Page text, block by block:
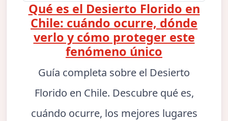
Qué es el Desierto Florido en
Chile: cuándo ocurre, dónde
verlo y cómo proteger este
fenómeno único
Guía completa sobre el Desierto
Florido en Chile. Descubre qué es,
cuándo ocurre, los mejores lugares